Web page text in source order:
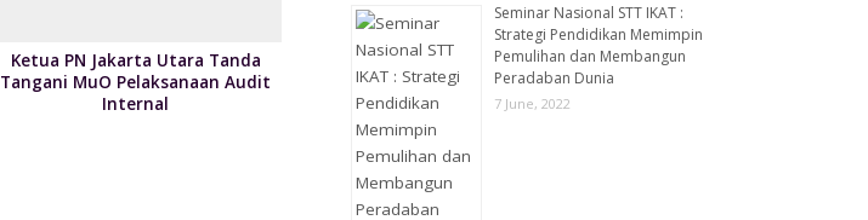
Ketua PN Jakarta Utara Tanda
Tangani MuO Pelaksanaan Audit
Internal
Seminar Nasional STT IKAT :
Strategi Pendidikan Memimpin
Pemulihan dan Membangun
Peradaban Dunia
7 June, 2022